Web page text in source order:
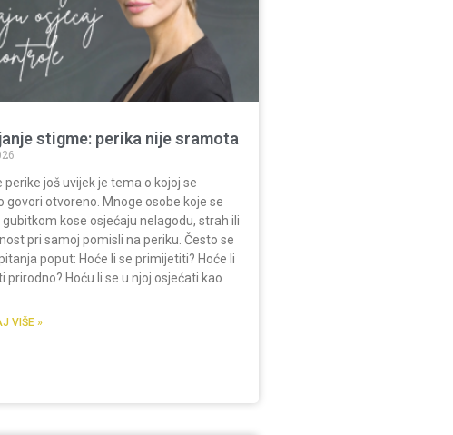
stigme: perika nije sramota
perike još uvijek je tema o kojoj se
govori otvoreno. Mnoge osobe koje se
gubitkom kose osjećaju nelagodu, strah ili
pri samoj pomisli na periku. Često se
poput: Hoće li se primijetiti? Hoće li
prirodno? Hoću li se u njoj osjećati kao
VIŠE »